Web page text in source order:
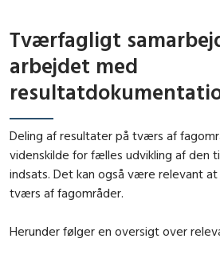
Tværfagligt
arbejdet med
Deling af resultater på tværs af
videnskilde for fælles udvikling af den
indsats. Det kan også være relevant
tværs af fagområder.
Herunder følger en oversigt over